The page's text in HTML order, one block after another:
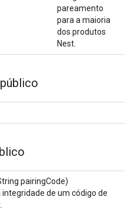
pareamento
para a maioria
dos produtos
Nest.
pairingCode)
de um código de